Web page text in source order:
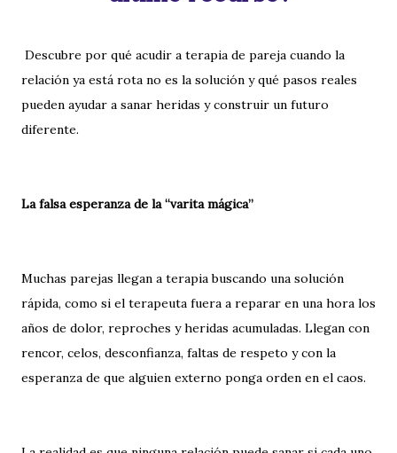
Descubre por qué acudir a terapia de pareja cuando la
relación ya está rota no es la solución y qué pasos reales
pueden ayudar a sanar heridas y construir un futuro
diferente.
La falsa esperanza de la “varita mágica”
Muchas parejas llegan a terapia buscando una solución
rápida, como si el terapeuta fuera a reparar en una hora los
años de dolor, reproches y heridas acumuladas. Llegan con
rencor, celos, desconfianza, faltas de respeto y con la
esperanza de que alguien externo ponga orden en el caos.